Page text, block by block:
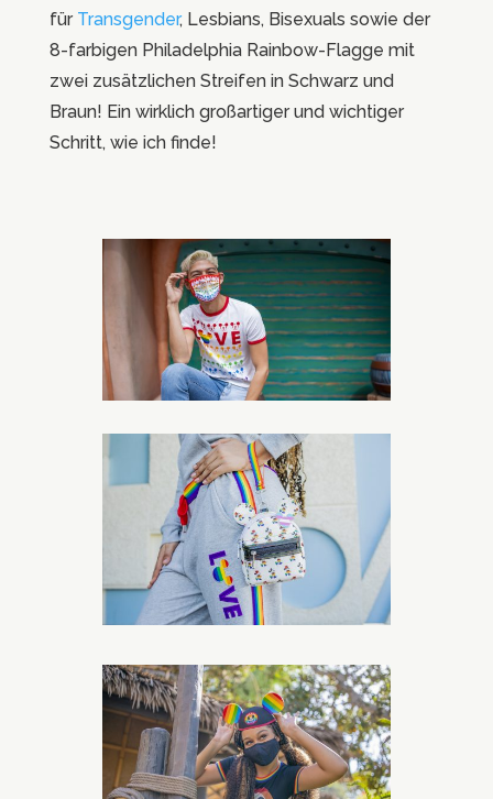
für Transgender, Lesbians, Bisexuals sowie der
8-farbigen Philadelphia Rainbow-Flagge mit
zwei zusätzlichen Streifen in Schwarz und
Braun! Ein wirklich großartiger und wichtiger
Schritt, wie ich finde!